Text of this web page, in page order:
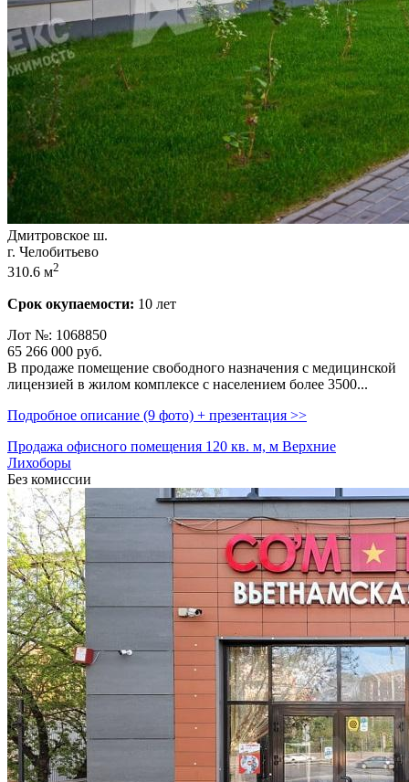
Дмитровское ш.
г. Челобитьево
310.6 м2
Срок окупаемости: 10 лет
Лот №: 1068850
65 266 000 руб.
В продаже помещение свободного назначения с медицинской
лицензией в жилом комплексе с населением более 3500...
Подробное описание (9 фото) + презентация >>
Продажа офисного помещения 120 кв. м, м Верхние
Лихоборы
Без комиссии